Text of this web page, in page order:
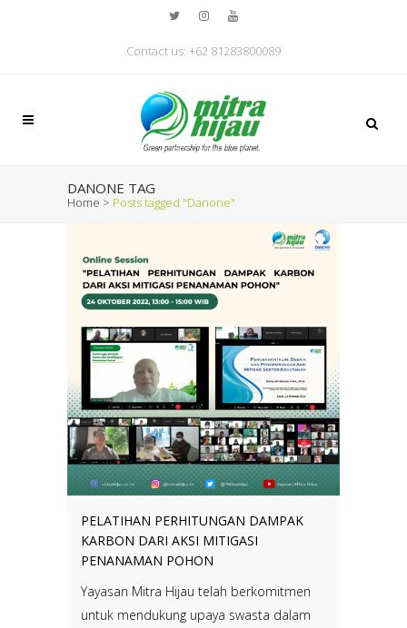
Contact us: +62 81283800089
DANONE TAG
Home > Posts tagged "Danone"
PELATIHAN PERHITUNGAN DAMPAK
KARBON DARI AKSI MITIGASI
PENANAMAN POHON
Yayasan Mitra Hijau telah berkomitmen
untuk mendukung upaya swasta dalam